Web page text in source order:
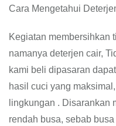
Cara Mengetahui
Kegiatan membersihkan
namanya deterjen cair,
kami beli dipasaran
hasil cuci yang
lingkungan . Disarankan
rendah busa, sebab